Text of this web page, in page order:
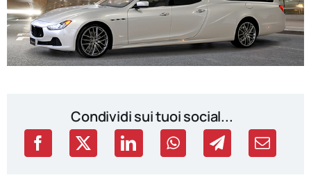
Condividi sui tuoi social...